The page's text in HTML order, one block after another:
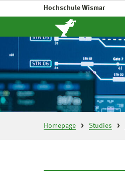
Hochschule Wismar
Homepage Studies